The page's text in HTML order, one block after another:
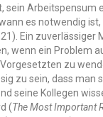
sein
es notwendig
Ein zuverlässiger
wenn ein Problem
zu
zu sein, dass man
seine Kollegen
(The Most Important